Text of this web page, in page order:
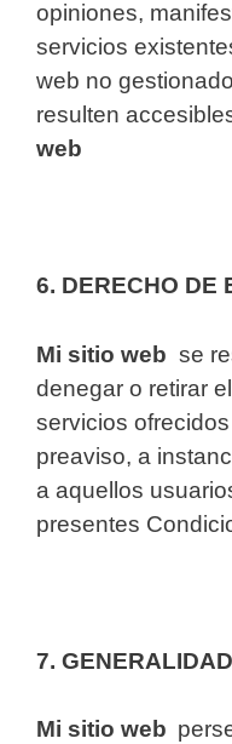
opiniones,
servicios
web no
resulten
web
6. DERECHO DE
Mi sitio web se
denegar o retirar
servicios
preaviso, a
a aquellos
presentes
7.
Mi sitio web